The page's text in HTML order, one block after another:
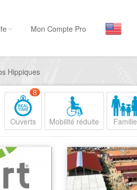
Hôtels, ...
Visiter
Sortir
Restaurants, ...
Commerces
Mon Compte Pro
Hippiques
Ouverts
8
Mobilité réduite Famille